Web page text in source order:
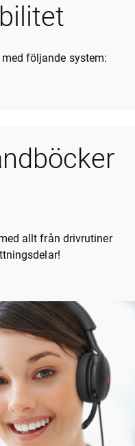
följande system:
allt från drivrutiner